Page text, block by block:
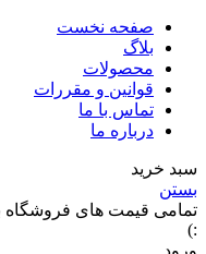
صفحه نخست
بلاگ
محصولات
قوانین و مقررات
تماس با ما
درباره ما
سبد خرید
بستن
تمامی قیمت های فروشگاه
:)